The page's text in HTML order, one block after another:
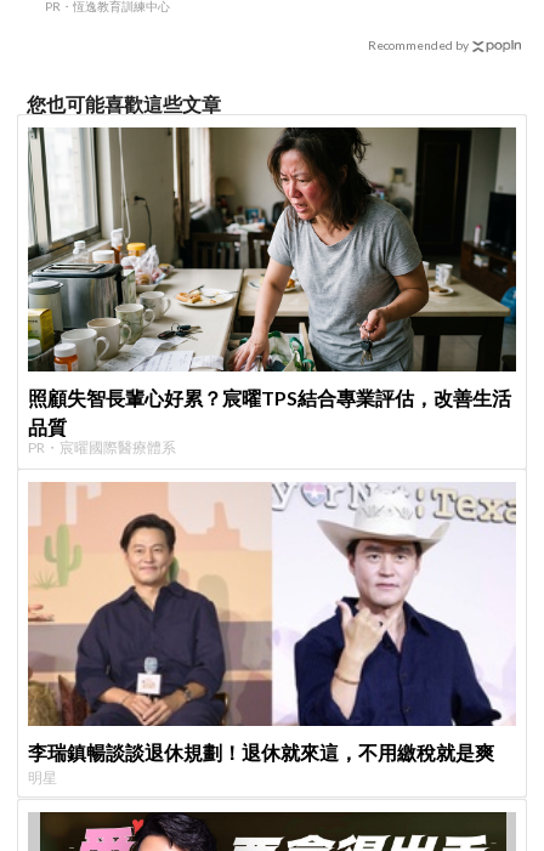
PR・恆逸教育訓練中心
Recommended by
您也可能喜歡這些文章
照顧失智長輩心好累？宸曜TPS結合專業評估，改善生活
品質
PR・宸曜國際醫療體系
李瑞鎮暢談談退休規劃！退休就來這，不用繳稅就是爽
明星